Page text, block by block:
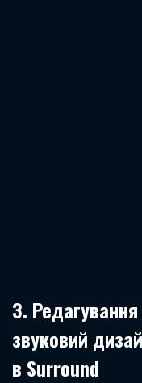
3.
звуковий
в Surround